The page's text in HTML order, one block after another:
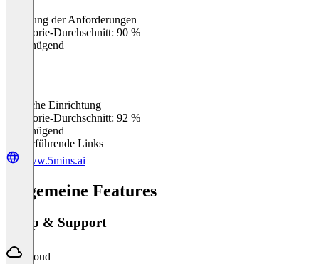
Erfüllung der Anforderungen
Kategorie-Durchschnitt: 90 %
Ungenügend
Einfache Einrichtung
Kategorie-Durchschnitt: 92 %
Ungenügend
Weiterführende Links
www.5mins.ai
Allgemeine Features
Setup & Support
Cloud